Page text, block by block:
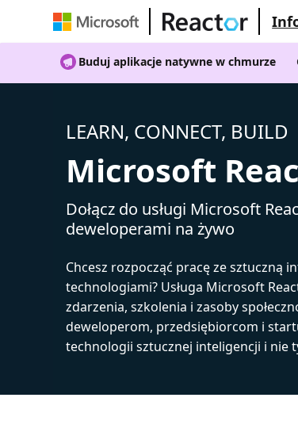
Buduj aplikacje natywne w chmurze
LEARN, CONNECT, BUILD
Microsoft
Dołącz do usługi Microsoft
deweloperami na żywo
Chcesz rozpocząć pracę ze sztuczną
technologiami? Usługa Microsoft
zdarzenia, szkolenia i zasoby
deweloperom, przedsiębiorcom i
technologii sztucznej inteligencji i nie